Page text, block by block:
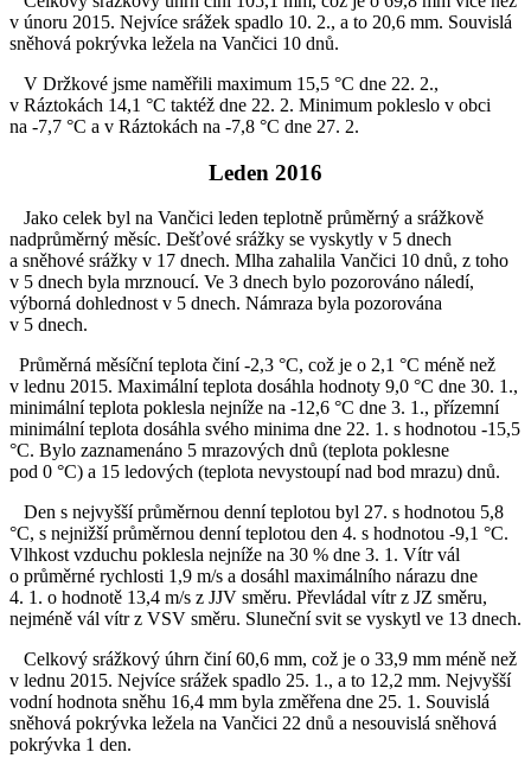
v únoru 2015. Nejvíce srážek spadlo 10. 2., a to 20,6 mm. Souvislá
sněhová pokrývka ležela na Vančici 10 dnů.
V Držkové jsme naměřili maximum 15,5 °C dne 22. 2.,
v Ráztokách 14,1 °C taktéž dne 22. 2. Minimum pokleslo v obci
na -7,7 °C a v Ráztokách na -7,8 °C dne 27. 2.
Leden 2016
Jako celek byl na Vančici leden teplotně průměrný a srážkově
nadprůměrný měsíc. Dešťové srážky se vyskytly v 5 dnech
a sněhové srážky v 17 dnech. Mlha zahalila Vančici 10 dnů, z toho
v 5 dnech byla mrznoucí. Ve 3 dnech bylo pozorováno náledí,
výborná dohlednost v 5 dnech. Námraza byla pozorována
v 5 dnech.
Průměrná měsíční teplota činí -2,3 °C, což je o 2,1 °C méně než
v lednu 2015. Maximální teplota dosáhla hodnoty 9,0 °C dne 30. 1.,
minimální teplota poklesla nejníže na -12,6 °C dne 3. 1., přízemní
minimální teplota dosáhla svého minima dne 22. 1. s hodnotou -15,5
°C. Bylo zaznamenáno 5 mrazových dnů (teplota poklesne
pod 0 °C) a 15 ledových (teplota nevystoupí nad bod mrazu) dnů.
Den s nejvyšší průměrnou denní teplotou byl 27. s hodnotou 5,8
°C, s nejnižší průměrnou denní teplotou den 4. s hodnotou -9,1 °C.
Vlhkost vzduchu poklesla nejníže na 30 % dne 3. 1. Vítr vál
o průměrné rychlosti 1,9 m/s a dosáhl maximálního nárazu dne
4. 1. o hodnotě 13,4 m/s z JJV směru. Převládal vítr z JZ směru,
nejméně vál vítr z VSV směru. Sluneční svit se vyskytl ve 13 dnech.
Celkový srážkový úhrn činí 60,6 mm, což je o 33,9 mm méně než
v lednu 2015. Nejvíce srážek spadlo 25. 1., a to 12,2 mm. Nejvyšší
vodní hodnota sněhu 16,4 mm byla změřena dne 25. 1. Souvislá
sněhová pokrývka ležela na Vančici 22 dnů a nesouvislá sněhová
pokrývka 1 den.